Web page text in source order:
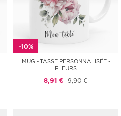
-10%
MUG - TASSE PERSONNALISÉE -
FLEURS
8,91 € 9,90 €